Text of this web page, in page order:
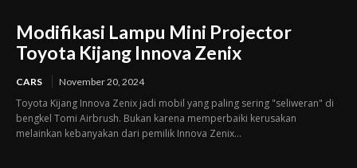
Modifikasi Lampu Mini Projector
Toyota Kijang Innova Zenix
CARS November 20, 2024
Toyota Kijang Innova Zenix jadi mobil yang paling sering "seliweran" di
bengkel Tomi Airbrush. Bukan karena memperbaiki kerusakan
melainkan kebanyakan dari pemilik Innova Zenix...